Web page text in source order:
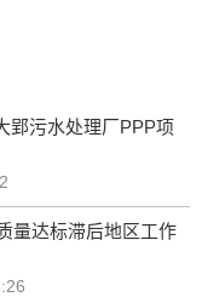
郢污水处理厂PPP项
量达标滞后地区工作